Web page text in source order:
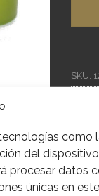
como
del
procesar datos
únicas en
SKU: